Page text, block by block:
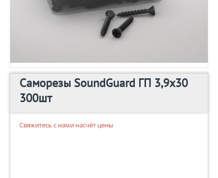
Саморезы SoundGuard ГП 3,9х30
300шт
Свяжитесь с нами насчёт цены